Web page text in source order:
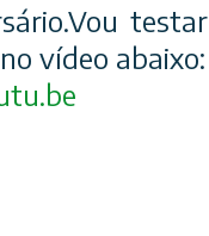
testar
vídeo abaixo: